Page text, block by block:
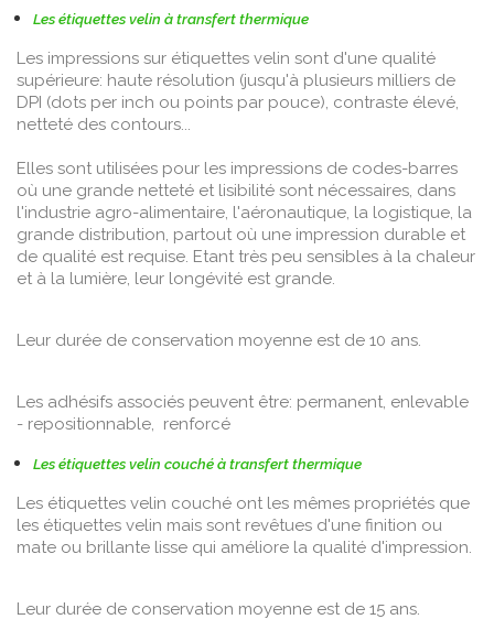
Les étiquettes velin à transfert thermique
Les impressions sur étiquettes velin sont d'une qualité
supérieure: haute résolution (jusqu'à plusieurs milliers de
DPI (dots per inch ou points par pouce), contraste élevé,
netteté des contours...
Elles sont utilisées pour les impressions de codes-barres
où une grande netteté et lisibilité sont nécessaires, dans
l'industrie agro-alimentaire, l'aéronautique, la logistique, la
grande distribution, partout où une impression durable et
de qualité est requise. Etant très peu sensibles à la chaleur
et à la lumière, leur longévité est grande.
Leur durée de conservation moyenne est de 10 ans.
Les adhésifs associés peuvent être: permanent, enlevable
- repositionnable, renforcé
Les étiquettes velin couché à transfert thermique
Les étiquettes velin couché ont les mêmes propriétés que
les étiquettes velin mais sont revêtues d'une finition ou
mate ou brillante lisse qui améliore la qualité d'impression.
Leur durée de conservation moyenne est de 15 ans.